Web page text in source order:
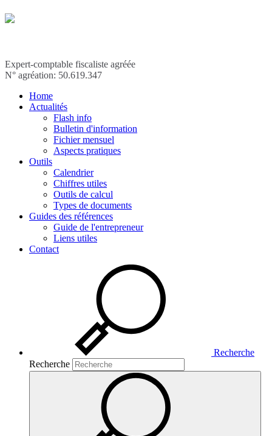
Expert-comptable fiscaliste agréée
N° agréation: 50.619.347
Home
Actualités
Flash info
Bulletin d'information
Fichier mensuel
Aspects pratiques
Outils
Calendrier
Chiffres utiles
Outils de calcul
Types de documents
Guides des références
Guide de l'entrepreneur
Liens utiles
Contact
Recherche
Recherche